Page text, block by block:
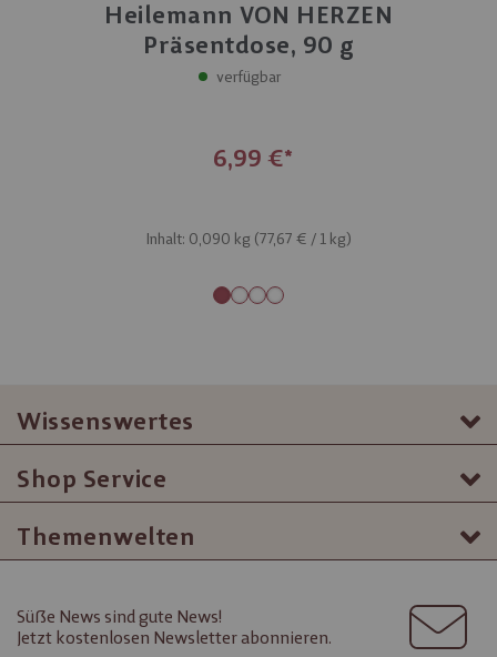
Heilemann VON HERZEN
Präsentdose, 90 g
verfügbar
6,99 €
Inhalt: 0,090 kg (77,67 € / 1 kg)
Wissenswertes
Shop Service
Themenwelten
Süße News sind gute News!
Jetzt kostenlosen Newsletter abonnieren.